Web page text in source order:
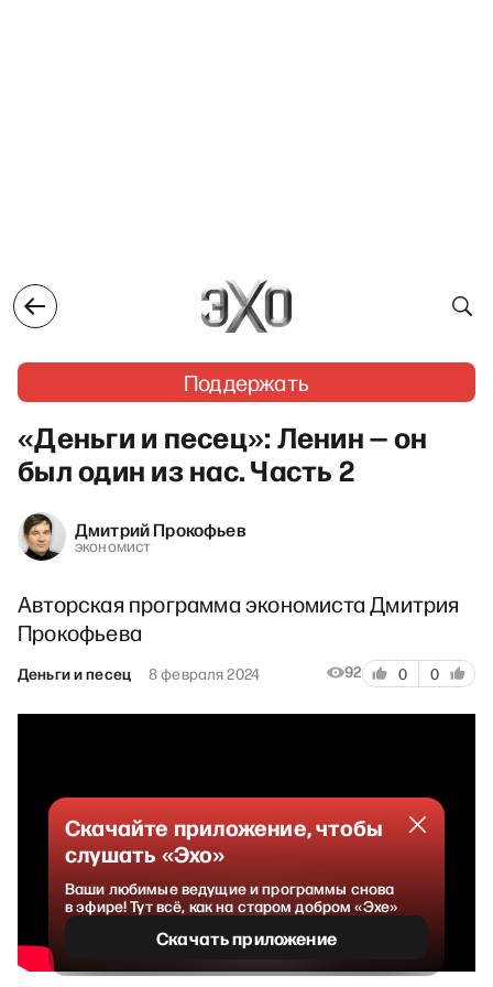
Поддержать
«Деньги и песец»: Ленин — он
был один из нас. Часть 2
Дмитрий Прокофьев
экономист
Авторская программа экономиста Дмитрия
Прокофьева
Деньги и песец 8 февраля 2024 92 0 0
Скачайте приложение, чтобы
слушать «Эхо»
Ваши любимые ведущие и программы снова
в эфире! Тут всё, как на старом добром «Эхе»
Скачать приложение